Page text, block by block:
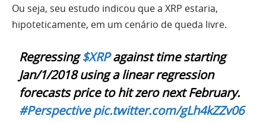
Ou seja, seu estudo indicou que a XRP estaria,
hipoteticamente, em um cenário de queda livre.
Regressing$XRPagainst time starting
Jan/1/2018 using a linear regression
forecasts price to hit zero next February.
#Perspective pic.twitter.com/gLh4kZZv06